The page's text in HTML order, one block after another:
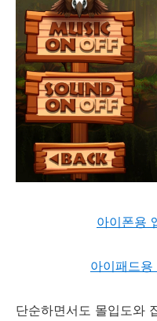
아이폰용
아이패드
단순하면서도 몰입도와